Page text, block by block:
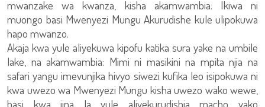
mwanzake wa kwanza, kisha akamwambia: Ikiwa ni
muongo basi Mwenyezi Mungu Akurudishe kule ulipokuwa
hapo mwanzo.
Akaja kwa yule aliyekuwa kipofu katika sura yake na umbile
lake, na akamwambia: Mimi ni masikini na mpita njia na
safari yangu imevunjika hivyo siwezi kufika leo isipokuwa ni
kwa uwezo wa Mwenyezi Mungu kisha uwezo wako wewe,
basi kwa jina la yule aliyekurudishia macho yako